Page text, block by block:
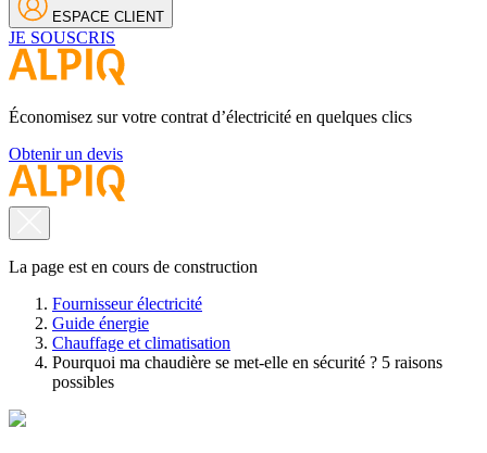
ESPACE CLIENT
JE SOUSCRIS
Économisez sur votre contrat d’électricité en quelques clics
Obtenir un devis
La page est en cours de construction
Fournisseur électricité
Guide énergie
Chauffage et climatisation
Pourquoi ma chaudière se met-elle en sécurité ? 5 raisons
possibles